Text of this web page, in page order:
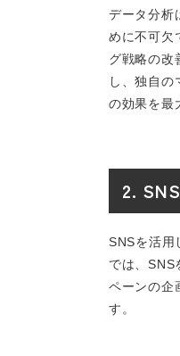
データ分析
めに不可欠
グ戦略の改
し、独自
の効果を最
2.
SNSを活用
では、SNS
ペーンの企
す。